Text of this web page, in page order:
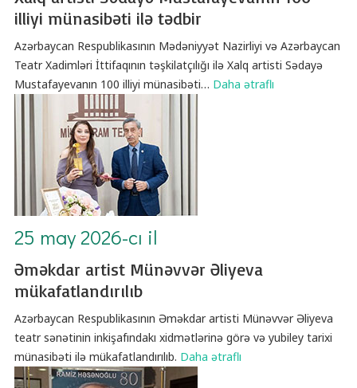
illiyi münasibəti ilə tədbir
Azərbaycan Respublikasının Mədəniyyət Nazirliyi və Azərbaycan
Teatr Xadimləri İttifaqının təşkilatçılığı ilə Xalq artisti Sədayə
Mustafayevanın 100 illiyi münasibəti… Daha ətraflı
25 may 2026-cı il
Əməkdar artist Münəvvər Əliyeva
mükafatlandırılıb
Azərbaycan Respublikasının Əməkdar artisti Münəvvər Əliyeva
teatr sənətinin inkişafındakı xidmətlərinə görə və yubiley tarixi
münasibəti ilə mükafatlandırılıb. Daha ətraflı